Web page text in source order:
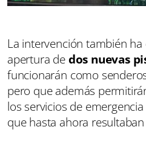
La intervención también
apertura dedos nuevas
funcionarán como
pero que además
los servicios de
que hasta ahora